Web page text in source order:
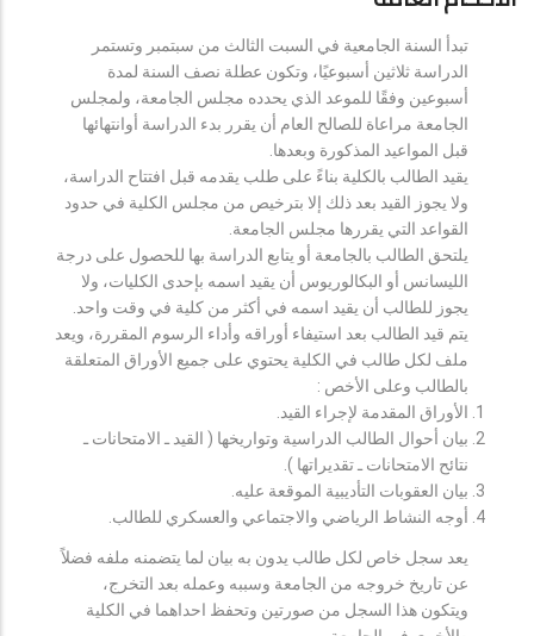
تبدأ السنة الجامعية في السبت الثالث من سبتمبر وتستمر
الدراسة ثلاثين أسبوعيًا، وتكون عطلة نصف السنة لمدة
أسبوعين وفقًا للموعد الذي يحدده مجلس الجامعة، ولمجلس
الجامعة مراعاة للصالح العام أن يقرر بدء الدراسة أوانتهائها
قبل المواعيد المذكورة وبعدها.
يقيد الطالب بالكلية بناءً على طلب يقدمه قبل افتتاح الدراسة،
ولا يجوز القيد بعد ذلك إلا بترخيص من مجلس الكلية في حدود
القواعد التي يقررها مجلس الجامعة.
يلتحق الطالب بالجامعة أو يتابع الدراسة بها للحصول على درجة
الليسانس أو البكالوريوس أن يقيد اسمه بإحدى الكليات، ولا
يجوز للطالب أن يقيد اسمه في أكثر من كلية في وقت واحد.
يتم قيد الطالب بعد استيفاء أوراقه وأداء الرسوم المقررة، ويعد
ملف لكل طالب في الكلية يحتوي على جميع الأوراق المتعلقة
بالطالب وعلى الأخص :
الأوراق المقدمة لإجراء القيد.
بيان أحوال الطالب الدراسية وتواريخها ( القيد ـ الامتحانات ـ
نتائح الامتحانات ـ تقديراتها ).
بيان العقوبات التأديبية الموقعة عليه.
أوجه النشاط الرياضي والاجتماعي والعسكري للطالب.
يعد سجل خاص لكل طالب يدون به بيان لما يتضمنه ملفه فضلاً
عن تاريخ خروجه من الجامعة وسببه وعمله بعد التخرج،
ويتكون هذا السجل من صورتين وتحفظ احداهما في الكلية